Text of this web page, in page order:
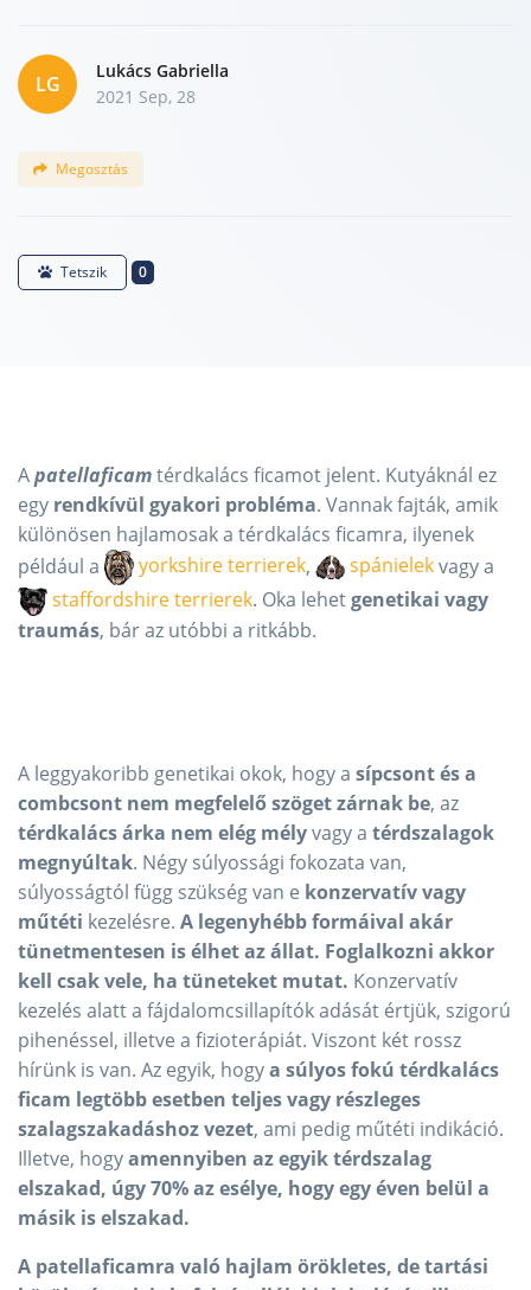
LG
Lukács Gabriella
2021 Sep, 28
Megosztás
Tetszik 0
Apatellaficamtérdkalács ficamot jelent. Kutyáknál ez
egy rendkívül gyakori probléma. Vannak fajták, amik
különösen hajlamosak a térdkalács ficamra, ilyenek
például a
yorkshire terrierek, spánielekvagy a
staffordshire terrierek. Oka lehetgenetikai vagy
traumás, bár az utóbbi a ritkább.
A leggyakoribb genetikai okok, hogy a sípcsont és a
combcsont nem megfelelő szöget zárnak be, az
térdkalács árka nem elég mélyvagy a térdszalagok
megnyúltak. Négy súlyossági fokozata van,
súlyosságtól függ szükség van e konzervatív vagy
műtéti kezelésre. A legenyhébb formáival akár
tünetmentesen is élhet az állat. Foglalkozni akkor
kell csak vele, ha tüneteket mutat. Konzervatív
kezelés alatt a fájdalomcsillapítók adását értjük, szigorú
pihenéssel, illetve a fizioterápiát. Viszont két rossz
hírünk is van. Az egyik, hogya súlyos fokú térdkalács
ficam legtöbb esetben teljes vagy részleges
szalagszakadáshoz vezet, ami pedig műtéti indikáció.
Illetve, hogyamennyiben az egyik térdszalag
elszakad, úgy 70% az esélye, hogy egy éven belül a
másik is elszakad.
A patellaficamra való hajlam örökletes, de tartási